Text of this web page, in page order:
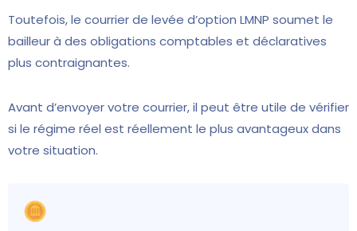
Toutefois, le courrier de levée d’option LMNP soumet le
bailleur à des obligations comptables et déclaratives
plus contraignantes.
Avant d’envoyer votre courrier, il peut être utile de vérifier
si le régime réel est réellement le plus avantageux dans
votre situation.